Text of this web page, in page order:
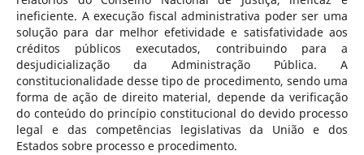
ineficiente. A execução fiscal administrativa poder ser uma
solução para dar melhor efetividade e satisfatividade aos
créditos públicos executados, contribuindo para a
desjudicialização da Administração Pública. A
constitucionalidade desse tipo de procedimento, sendo uma
forma de ação de direito material, depende da verificação
do conteúdo do princípio constitucional do devido processo
legal e das competências legislativas da União e dos
Estados sobre processo e procedimento.